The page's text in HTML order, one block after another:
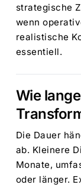
strategische
wenn
realistische
essentiell.
Wie
Die Dauer
ab. Kleinere
Monate,
oder länger.